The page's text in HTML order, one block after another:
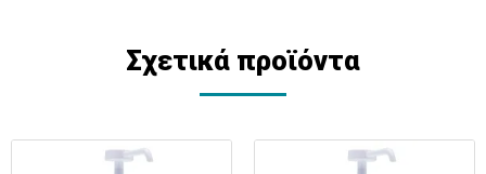
Σχετικά προϊόντα